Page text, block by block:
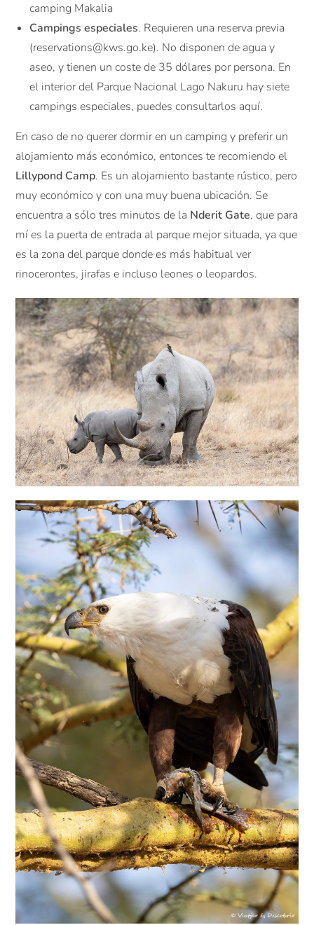
camping Makalia
Campings especiales. Requieren una reserva previa
(reservations@kws.go.ke). No disponen de agua y
aseo, y tienen un coste de 35 dólares por persona. En
el interior del Parque Nacional Lago Nakuru hay siete
campings especiales, puedes consultarlos aquí.
En caso de no querer dormir en un camping y preferir un
alojamiento más económico, entonces te recomiendo el
Lillypond Camp. Es un alojamiento bastante rústico, pero
muy económico y con una muy buena ubicación. Se
encuentra a sólo tres minutos de la Nderit Gate, que para
mí es la puerta de entrada al parque mejor situada, ya que
es la zona del parque donde es más habitual ver
rinocerontes, jirafas e incluso leones o leopardos.